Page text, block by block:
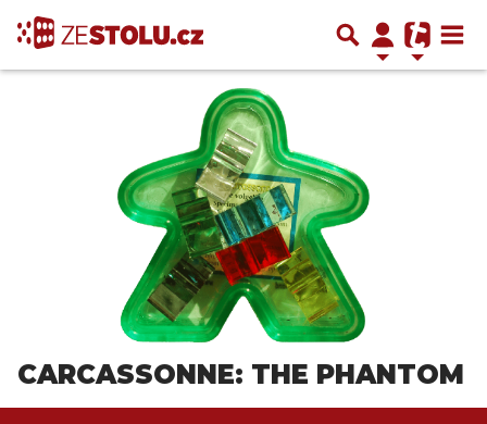
CARCASSONNE: THE PHANTOM